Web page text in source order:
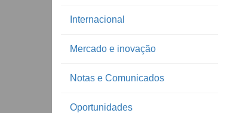
Internacional
Mercado e inovação
Notas e Comunicados
Oportunidades